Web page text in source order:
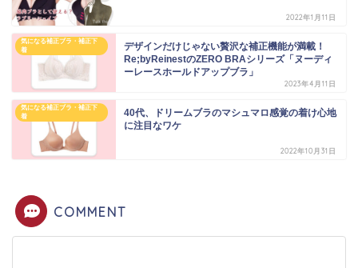
2022年1月11日
気になる補正ブラ・補正下
着
デザインだけじゃない贅沢な補正機能が満載！
Re;byReinestのZERO BRAシリーズ「ヌーディ
ーレースホールドアップブラ」
2023年4月11日
気になる補正ブラ・補正下
着
40代、ドリームブラのマシュマロ感覚の着け心地
に注目なワケ
2022年10月31日
COMMENT